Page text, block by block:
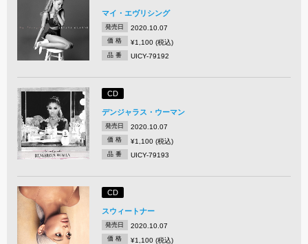
マイ・エヴリシング
発売日 2020.10.07
価 格 ¥1,100 (税込)
品 番 UICY-79192
CD
デンジャラス・ウーマン
発売日 2020.10.07
価 格 ¥1,100 (税込)
品 番 UICY-79193
CD
スウィートナー
発売日 2020.10.07
価 格 ¥1,100 (税込)